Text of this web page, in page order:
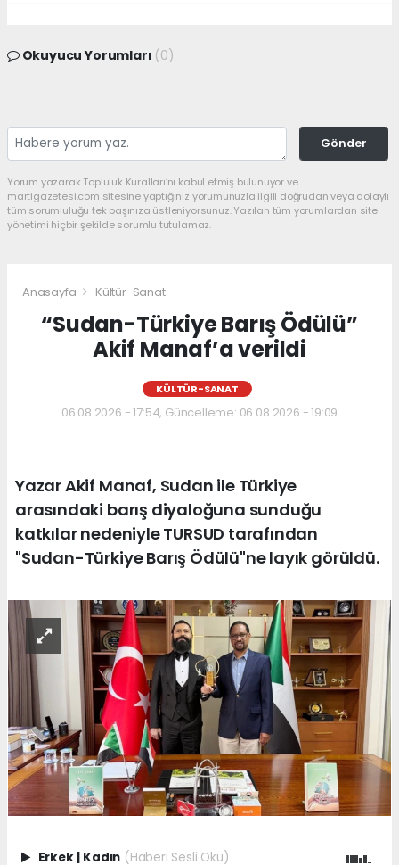
Okuyucu Yorumları (0)
Gönder
Yorum yazarak Topluluk Kuralları’nı kabul etmiş bulunuyor ve
martigazetesi.com sitesine yaptığınız yorumunuzla ilgili doğrudan veya dolaylı
tüm sorumluluğu tek başınıza üstleniyorsunuz. Yazılan tüm yorumlardan site
yönetimi hiçbir şekilde sorumlu tutulamaz.
Anasayfa Kültür-Sanat
“Sudan-Türkiye Barış Ödülü”
Akif Manaf’a verildi
KÜLTÜR-SANAT
06.08.2026 - 17:54, Güncelleme: 06.08.2026 - 19:09
Yazar Akif Manaf, Sudan ile Türkiye
arasındaki barış diyaloğuna sunduğu
katkılar nedeniyle TURSUD tarafından
"Sudan-Türkiye Barış Ödülü"ne layık görüldü.
Erkek | Kadın (Haberi Sesli Oku)